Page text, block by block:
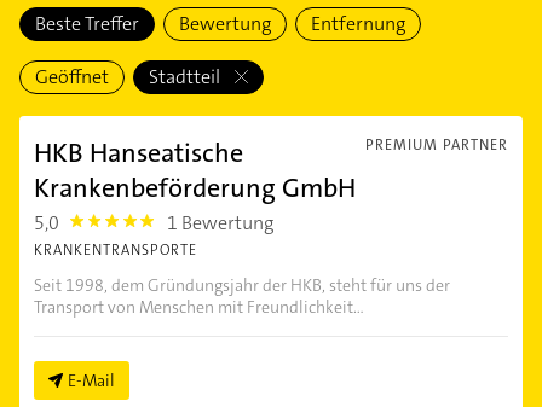
Beste Treffer Bewertung Entfernung
Geöffnet Stadtteil
PREMIUM PARTNER
HKB Hanseatische
Krankenbeförderung GmbH
5,0 5.0 1 Bewertung
KRANKENTRANSPORTE
Seit 1998, dem Gründungsjahr der HKB, steht für uns der
Transport von Menschen mit Freundlichkeit...
E-Mail